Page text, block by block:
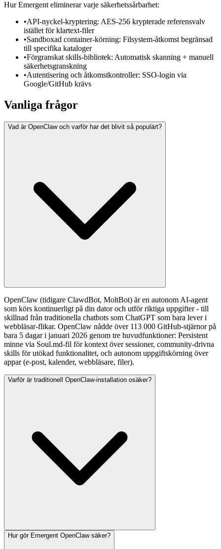
Hur Emergent eliminerar varje säkerhetssårbarhet:
•API-nyckel-kryptering: AES-256 krypterade referensvalv
istället för klartext-filer
•Sandboxad container-körning: Filsystem-åtkomst begränsad
till specifika kataloger
•Förgranskat skills-bibliotek: Automatisk skanning + manuell
säkerhetsgranskning
•Autentisering och åtkomstkontroller: SSO-login via
Google/GitHub krävs
Vanliga frågor
Vad är OpenClaw och varför har det blivit så populärt?
OpenClaw (tidigare ClawdBot, MoltBot) är en autonom AI-agent
som körs kontinuerligt på din dator och utför riktiga uppgifter - till
skillnad från traditionella chatbots som ChatGPT som bara lever i
webbläsar-flikar. OpenClaw nådde över 113 000 GitHub-stjärnor på
bara 5 dagar i januari 2026 genom tre huvudfunktioner: Persistent
minne via Soul.md-fil för kontext över sessioner, community-drivna
skills för utökad funktionalitet, och autonom uppgiftskörning över
appar (e-post, kalender, webbläsare, filer).
Varför är traditionell OpenClaw-installation osäker?
Hur gör Emergent OpenClaw säker?